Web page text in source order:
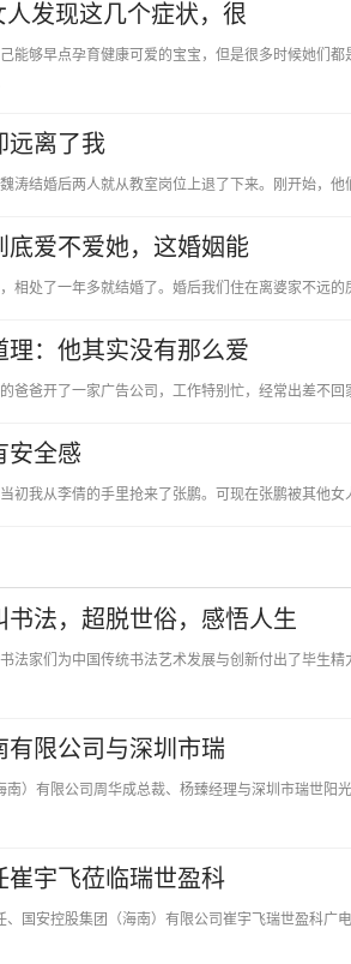
发现这几个症状，很
能够早点孕育健康可爱的宝宝，但是很多时候她们
远离了我
结婚后两人就从教室岗位上退了下来。刚开始，他
底爱不爱她，这婚姻能
处了一年多就结婚了。婚后我们住在离婆家不远的
：他其实没有那么爱
爸开了一家广告公司，工作特别忙，经常出差不回
安全感
我从李倩的手里抢来了张鹏。可现在张鹏被其他女
法，超脱世俗，感悟人生
法家们为中国传统书法艺术发展与创新付出了毕生
有限公司与深圳市瑞
）有限公司周华成总裁、杨臻经理与深圳市瑞世阳
崔宇飞莅临瑞世盈科
国安控股集团（海南）有限公司崔宇飞瑞世盈科广